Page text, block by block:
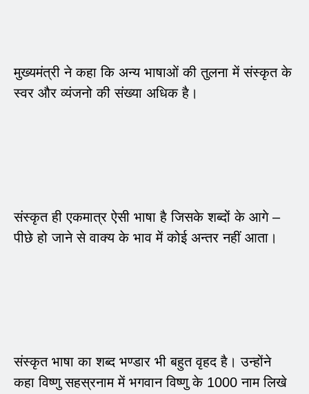
मुख्यमंत्री ने कहा कि अन्य भाषाओं की तुलना में संस्कृत के
स्वर और व्यंजनो की संख्या अधिक है।
संस्कृत ही एकमात्र ऐसी भाषा है जिसके शब्दों के आगे –
पीछे हो जाने से वाक्य के भाव में कोई अन्तर नहीं आता।
संस्कृत भाषा का शब्द भण्डार भी बहुत वृहद है। उन्होंने
कहा विष्णु सहस्रनाम में भगवान विष्णु के 1000 नाम लिखे